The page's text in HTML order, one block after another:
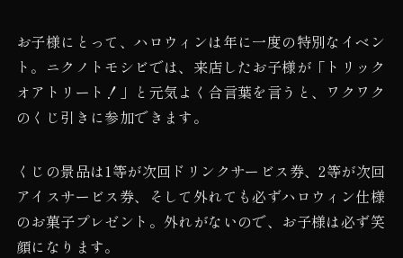
お子様にとって、ハロウィンは年に一度の特別なイベン
ト。ニクノトモシビでは、来店したお子様が「トリック
オアトリート！」と元気よく合言葉を言うと、ワクワク
のくじ引きに参加できます。
くじの景品は1等が次回ドリンクサービス券、2等が次回
アイスサービス券、そして外れても必ずハロウィン仕様
のお菓子プレゼント。外れがないので、お子様は必ず笑
顔になります。